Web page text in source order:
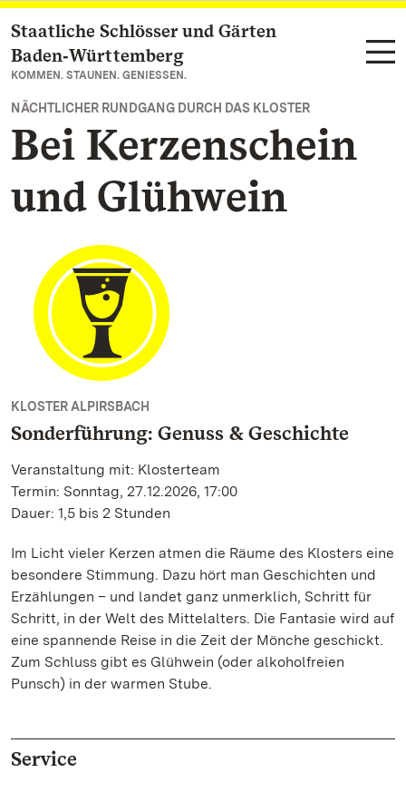
Zum Hauptinhalt springen
Staatliche Schlösser und Gärten
Baden‑Württemberg
KOMMEN. STAUNEN. GENIESSEN.
NÄCHTLICHER RUNDGANG DURCH DAS KLOSTER
Bei Kerzenschein
und Glühwein
KLOSTER ALPIRSBACH
Sonderführung: Genuss & Geschichte
Veranstaltung mit: Klosterteam
Termin: Sonntag, 27.12.2026, 17:00
Dauer: 1,5 bis 2 Stunden
Im Licht vieler Kerzen atmen die Räume des Klosters eine
besondere Stimmung. Dazu hört man Geschichten und
Erzählungen – und landet ganz unmerklich, Schritt für
Schritt, in der Welt des Mittelalters. Die Fantasie wird auf
eine spannende Reise in die Zeit der Mönche geschickt.
Zum Schluss gibt es Glühwein (oder alkoholfreien
Punsch) in der warmen Stube.
Service